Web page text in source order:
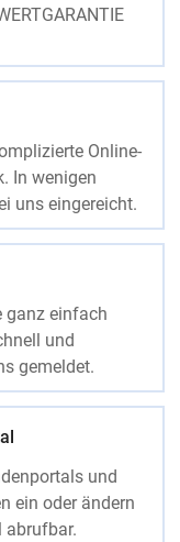
Online-
In wenigen
uns eingereicht.
ganz einfach
und
gemeldet.
und
ein oder ändern
abrufbar.